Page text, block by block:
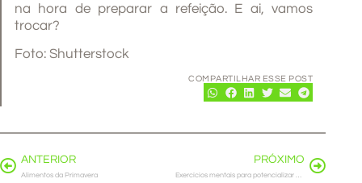
na hora de preparar a refeição. E ai, vamos
trocar?
Foto: Shutterstock
COMPARTILHAR ESSE POST
ANTERIOR
Alimentos da Primavera
PRÓXIMO
Exercícios mentais para potencializar a memória